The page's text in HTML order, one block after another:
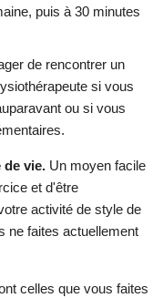
puis à 30 minutes
de rencontrer un
si vous
ou si vous
de vie. Un moyen facile
et d'être
activité de style de
ne faites actuellement
celles que vous faites